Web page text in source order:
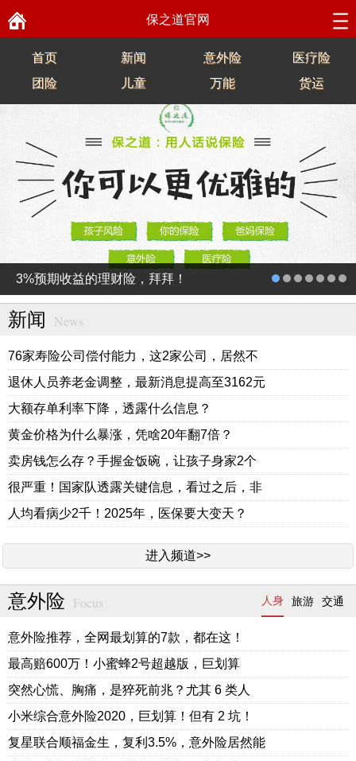
保之道官网
首页 新闻 意外险
医疗险
团险
儿童 万能 货运
3%预期收益的理财险，拜拜！
新闻 News
76家寿险公司偿付能力，这2家公司，居然不
退休人员养老金调整，最新消息提高至3162元
大额存单利率下降，透露什么信息？
黄金价格为什么暴涨，凭啥20年翻7倍？
卖房钱怎么存？手握金饭碗，让孩子身家2个
很严重！国家队透露关键信息，看过之后，非
人均看病少2千！2025年，医保要大变天？
进入频道>>
意外险 Focus 人身 旅游 交通
意外险推荐，全网最划算的7款，都在这！
最高赔600万！小蜜蜂2号超越版，巨划算
突然心慌、胸痛，是猝死前兆？尤其 6 类人
小米综合意外险2020，巨划算！但有 2 坑！
复星联合顺福金生，复利3.5%，意外险居然能